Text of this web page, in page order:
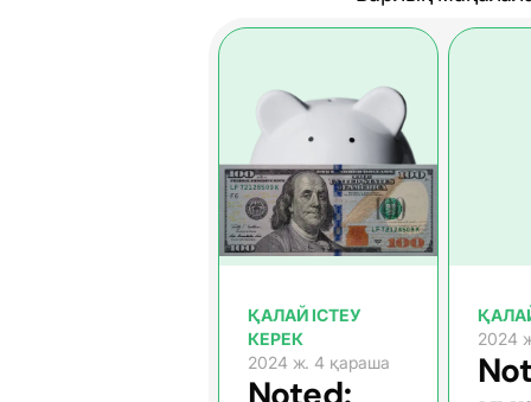
ҚАЛАЙ ІСТЕУ
КЕРЕК
2024 ж. 4 қараша
Noted:
2024